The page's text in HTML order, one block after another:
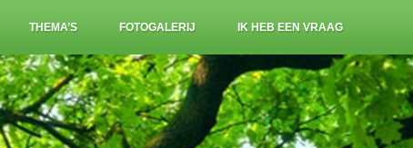
THEMA’S FOTOGALERIJ IK HEB EEN VRAAG